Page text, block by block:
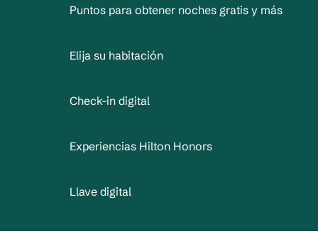
Puntos para obtener noches gratis y más
Elija su habitación
Check-in digital
Experiencias Hilton Honors
Llave digital